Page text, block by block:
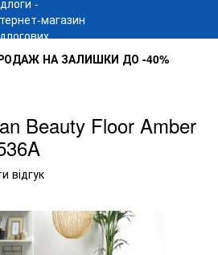
НА ЗАЛИШКИ ДО -40%
Beauty Floor Amber
відгук